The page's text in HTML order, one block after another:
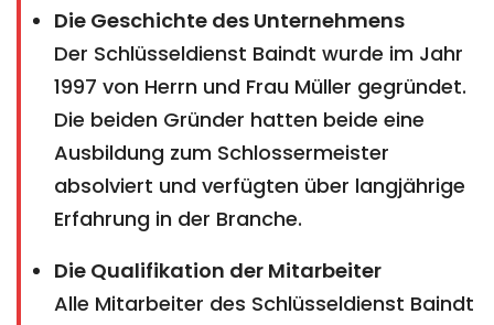
Die Geschichte des Unternehmens
Der Schlüsseldienst Baindt wurde im Jahr
1997 von Herrn und Frau Müller gegründet.
Die beiden Gründer hatten beide eine
Ausbildung zum Schlossermeister
absolviert und verfügten über langjährige
Erfahrung in der Branche.
Die Qualifikation der Mitarbeiter
Alle Mitarbeiter des Schlüsseldienst Baindt